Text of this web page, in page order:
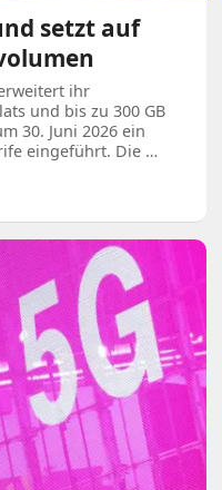
setzt auf
ihr
und bis zu 300 GB
30. Juni 2026 ein
eingeführt. Die …